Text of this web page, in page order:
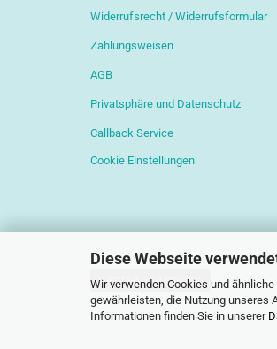
Diese Webseite
Wir verwenden Cookies und
gewährleisten, die Nutzung unseres
Informationen finden Sie in unserer
Widerrufsrecht / Widerrufsformular
Zahlungsweisen
AGB
Privatsphäre und Datenschutz
Callback Service
Cookie Einstellungen
Vertrag widerrufen